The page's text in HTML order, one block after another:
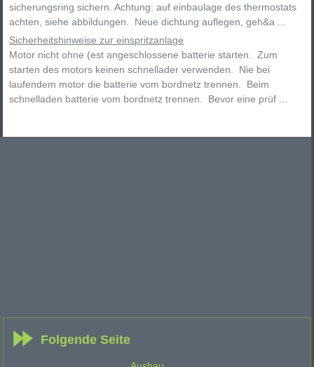
sicherungsring sichern. Achtung: auf einbaulage des thermostats
achten, siehe abbildungen. Neue dichtung auflegen, geh&a ...
Sicherheitshinweise zur einspritzanlage
Motor nicht ohne (est angeschlossene batterie starten. Zum
starten des motors keinen schnellader verwenden. Nie bei
laufendem motor die batterie vom bordnetz trennen. Beim
schnelladen batterie vom bordnetz trennen. Bevor eine prüf ...
Folgende Seite